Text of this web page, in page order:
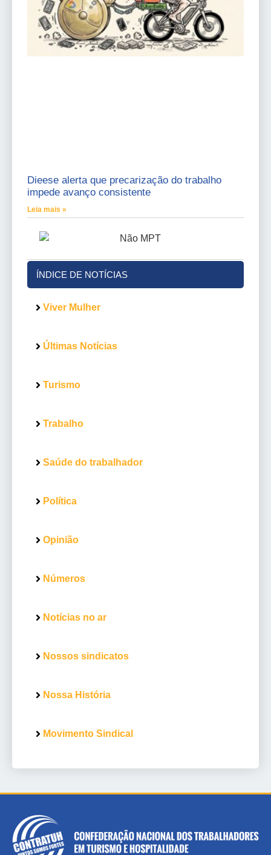
Dieese alerta que precarização do trabalho
impede avanço consistente
Leia mais »
ÍNDICE DE NOTÍCIAS
Viver Mulher
Últimas Notícias
Turismo
Trabalho
Saúde do trabalhador
Política
Opinião
Números
Notícias no ar
Nossos sindicatos
Nossa História
Movimento Sindical